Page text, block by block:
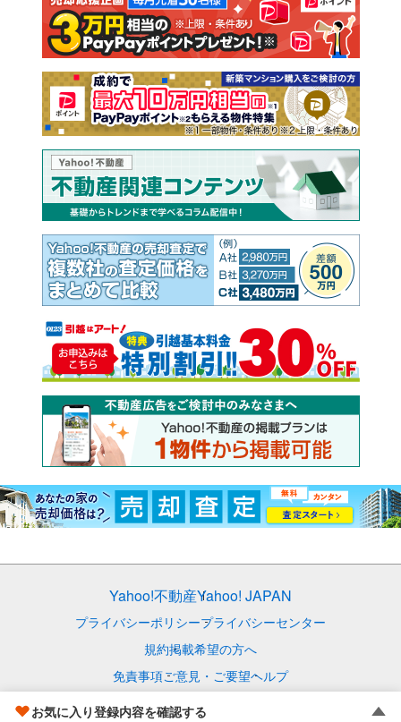
お気に入り登録内容を確認する
売却査定
Yahoo!不動産Yahoo! JAPAN
プライバシーポリシープライバシーセンター
規約掲載希望の方へ
免責事項ご意見・ご要望ヘルプ
© LY Corporation